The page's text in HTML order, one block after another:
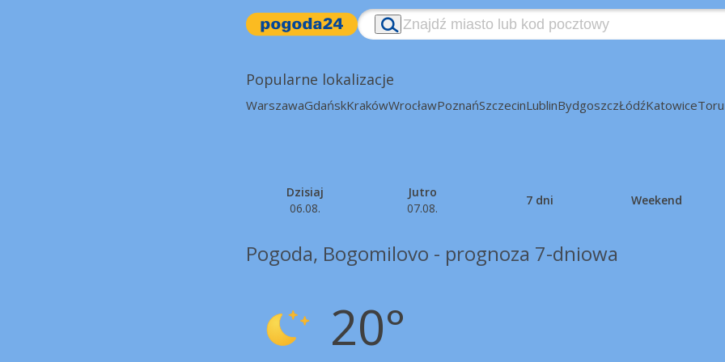
Popularne lokalizacje
WarszawaGdańskKrakówWrocławPoznańSzczecinLublinBydgoszczŁódźKatowice
Dzisiaj
06.08.
Jutro
07.08.
7 dni Weekend
Pogoda, Bogomilovo - prognoza 7-dniowa
20°